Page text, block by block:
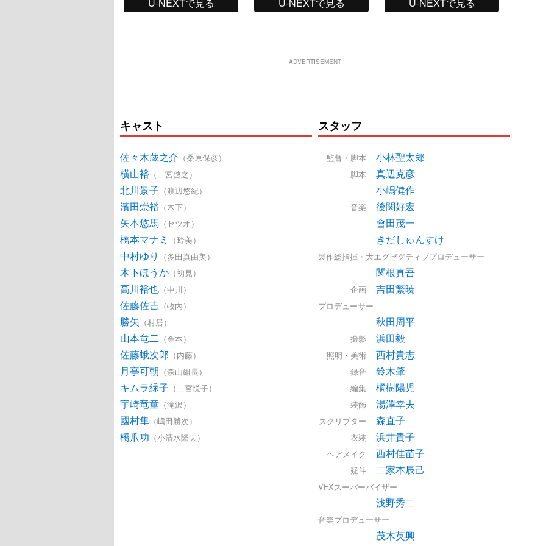
ADVERTISEMENT
キャスト
佐々木蔵之介 （桑原保彦）
横山裕 （二宮啓之）
北川景子 （渡辺悠紀）
濱田崇裕 （木下）
矢本悠馬 （セツオ）
橋本マナミ （玲美）
中村ゆり （多田真由美）
木下ほうか （初見）
高川裕也 （中川）
佐藤佐吉 （牧内）
勝矢 （村居）
山本竜二 （金本）
佐藤蛾次郎 （内藤）
月亭可朝 （森山組長）
キムラ緑子 （二宮悦子）
宇崎竜童 （滝沢）
國村隼 （嶋田勝次）
橋爪功 （小清水隆夫）
スタッフ
監督・脚本 小林聖太郎
脚本
真辺克彦
小嶋健作
音楽
後関好宏
會田茂一
きだしゅんすけ
製作総指揮・大エグゼグティブプロデューサー
関根真吾
企画 吉田繁暁
プロデューサー
秋田周平
撮影 浜田毅
照明・美術 西村貴志
録音 鈴木肇
編集 橘樹陽児
装飾 湯澤幸夫
スクリプター 森直子
衣装 浜井貴子
ヘアメイク 西村佳苗子
疑斗 二家本辰己
VFXスーパーバイザー
浅野秀二
音楽プロデューサー
茂木英興